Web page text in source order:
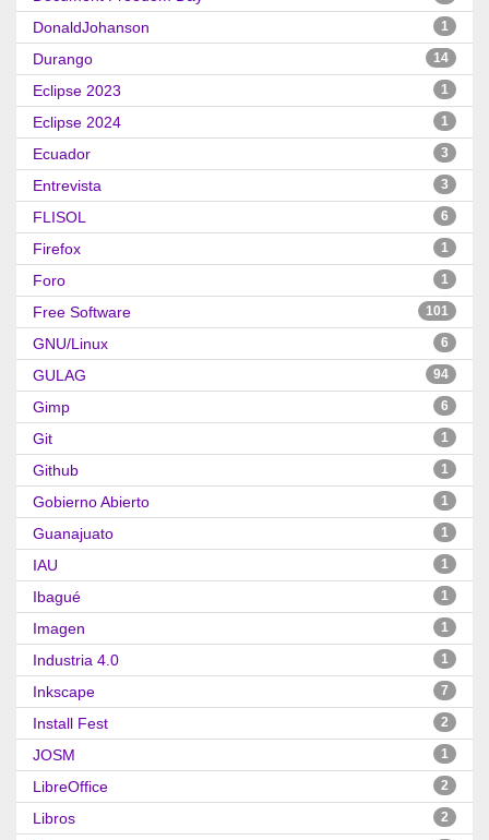
DonaldJohanson 1
Durango 14
Eclipse 2023 1
Eclipse 2024 1
Ecuador 3
Entrevista 3
FLISOL 6
Firefox 1
Foro 1
Free Software 101
GNU/Linux 6
GULAG 94
Gimp 6
Git 1
Github 1
Gobierno Abierto 1
Guanajuato 1
IAU 1
Ibagué 1
Imagen 1
Industria 4.0 1
Inkscape 7
Install Fest 2
JOSM 1
LibreOffice 2
Libros 2